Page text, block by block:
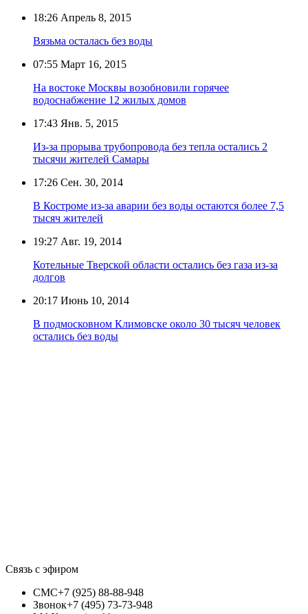
18:26 Апрель 8, 2015
Вязьма осталась без воды
07:55 Март 16, 2015
На востоке Москвы возобновили горячее
водоснабжение 12 жилых домов
17:43 Янв. 5, 2015
Из-за прорыва трубопровода без тепла остались 2
тысячи жителей Самары
17:26 Сен. 30, 2014
В Костроме из-за аварии без воды остаются более 7,5
тысяч жителей
19:27 Авг. 19, 2014
Котельные Тверской области остались без газа из-за
долгов
20:17 Июнь 10, 2014
В подмосковном Климовске около 30 тысяч человек
остались без воды
Связь с эфиром
СМС+7 (925) 88-88-948
Звонок+7 (495) 73-73-948